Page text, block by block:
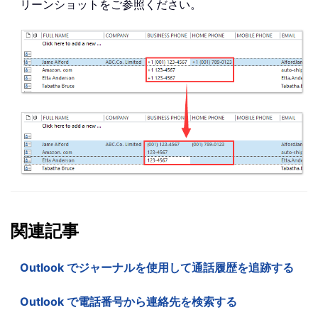
リーンショットをご参照ください。
関連記事
Outlook でジャーナルを使用して通話履歴を追跡する
Outlook で電話番号から連絡先を検索する